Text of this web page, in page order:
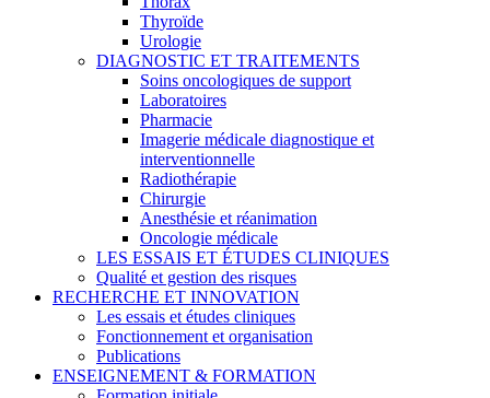
Thyroïde
Urologie
DIAGNOSTIC ET TRAITEMENTS
Soins oncologiques de support
Laboratoires
Pharmacie
Imagerie médicale diagnostique et
interventionnelle
Radiothérapie
Chirurgie
Anesthésie et réanimation
Oncologie médicale
LES ESSAIS ET ÉTUDES CLINIQUES
Qualité et gestion des risques
RECHERCHE ET INNOVATION
Les essais et études cliniques
Fonctionnement et organisation
Publications
ENSEIGNEMENT & FORMATION